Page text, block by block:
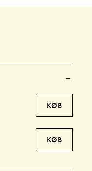
KØB
KØB